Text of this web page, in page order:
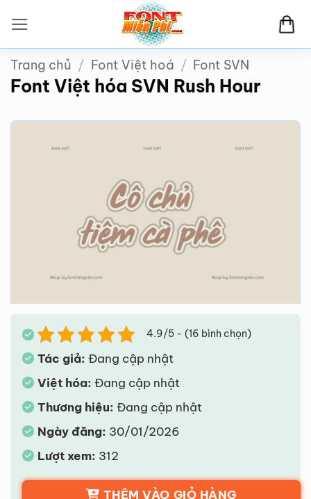
qua
nội
dung
Trang chủ / Font Việt hoá / Font SVN
Font Việt hóa SVN Rush Hour
4.9/5 - (16 bình chọn)
Tác giả: Đang cập nhật
Việt hóa: Đang cập nhật
Thương hiệu: Đang cập nhật
Ngày đăng: 30/01/2026
Lượt xem: 312
THÊM VÀO GIỎ HÀNG